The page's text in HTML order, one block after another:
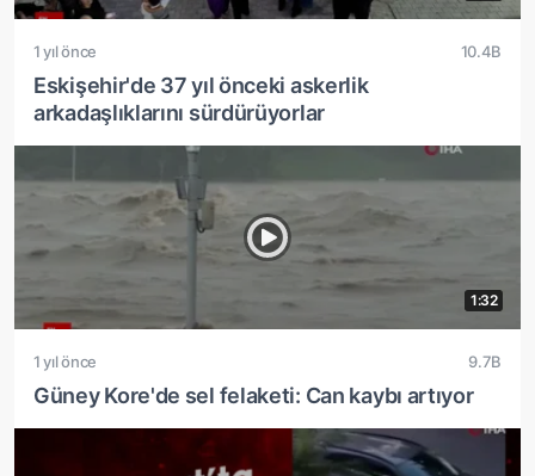
1 yıl önce 10.4B
Eskişehir'de 37 yıl önceki askerlik
arkadaşlıklarını sürdürüyorlar
1:32
1 yıl önce 9.7B
Güney Kore'de sel felaketi: Can kaybı artıyor